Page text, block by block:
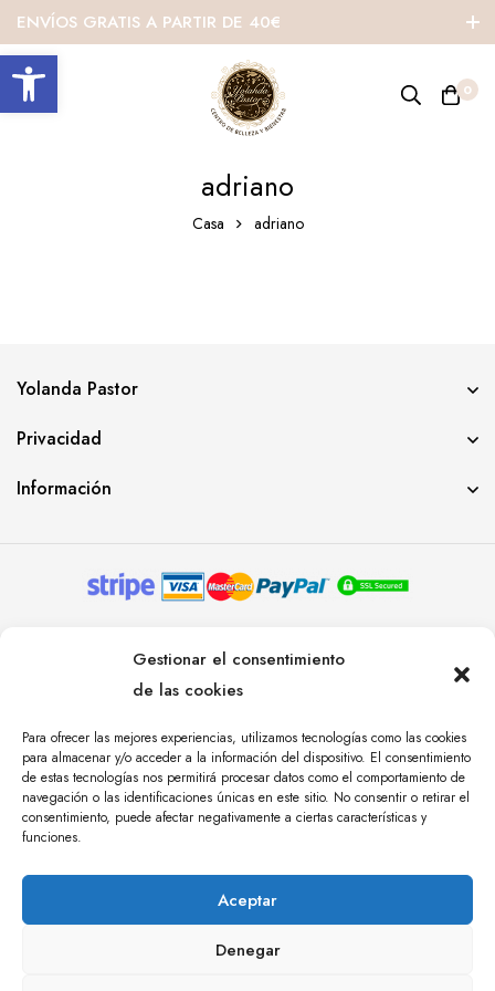
Abrir barra de herramientas
Gestionar el consentimiento
de las cookies
Para ofrecer las mejores experiencias, utilizamos tecnologías como las cookies
para almacenar y/o acceder a la información del dispositivo. El consentimiento
de estas tecnologías nos permitirá procesar datos como el comportamiento de
navegación o las identificaciones únicas en este sitio. No consentir o retirar el
consentimiento, puede afectar negativamente a ciertas características y
funciones.
Aceptar
Denegar
ENVÍOS GRATIS A PARTIR DE 40€
0
adriano
Casa adriano
Yolanda Pastor
Privacidad
Información
RESERVADOS. AGENCIA DE COMUNICACIÓN
ÁNGULO TRES.